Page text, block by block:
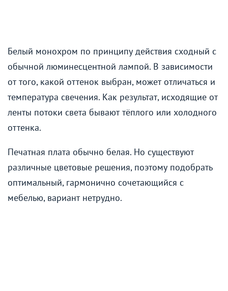
Белый монохром по принципу действия сходный с
обычной люминесцентной лампой. В зависимости
от того, какой оттенок выбран, может отличаться и
температура свечения. Как результат, исходящие от
ленты потоки света бывают тёплого или холодного
оттенка.
Печатная плата обычно белая. Но существуют
различные цветовые решения, поэтому подобрать
оптимальный, гармонично сочетающийся с
мебелью, вариант нетрудно.